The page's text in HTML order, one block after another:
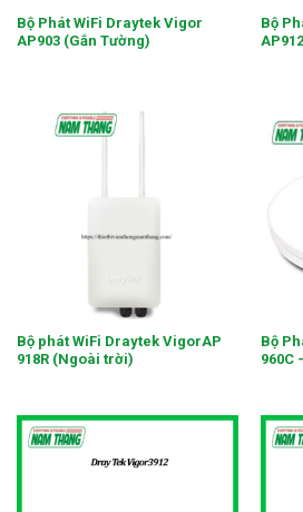
Bộ Phát WiFi Draytek Vigor
AP903 (Gắn Tường)
Bộ
Bộ phát WiFi Draytek VigorAP
918R (Ngoài trời)
Bộ
960C